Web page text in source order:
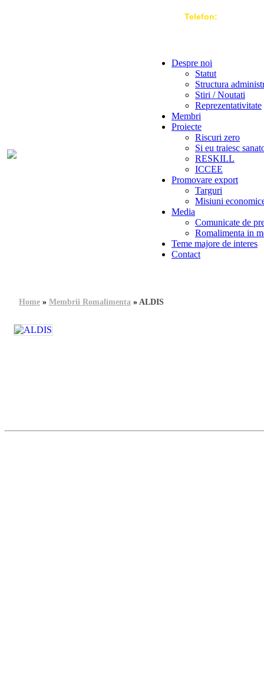
Telefon:
Despre noi
Statut
Structura
Stiri / Noutati
Reprezentativitate
Membri
Proiecte
Riscuri zero
Si eu traiesc
RESKILL
ICCEE
Promovare export
Targuri
Misiuni
Media
Comunicate de
Romalimenta in
Teme majore de interes
Contact
Home » Membrii Romalimenta » ALDIS